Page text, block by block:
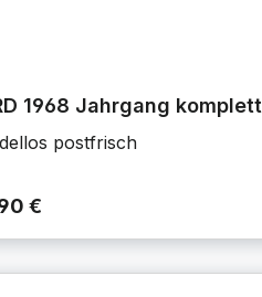
1968 Jahrgang komplett
postfrisch
€